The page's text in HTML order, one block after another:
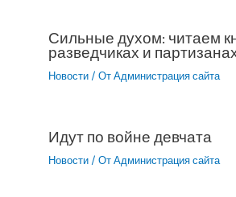
Сильные духом: читаем
разведчиках и
Новости / От Администрация сайта
Идут по войне девчата
Новости / От Администрация сайта